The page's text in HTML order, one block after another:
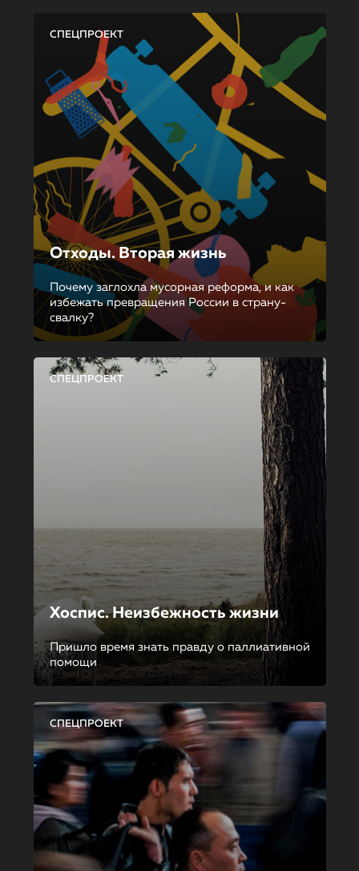
СПЕЦПРОЕКТ
Отходы. Вторая жизнь
Почему заглохла мусорная реформа, и как
избежать превращения России в страну-
свалку?
СПЕЦПРОЕКТ
Хоспис. Неизбежность жизни
Пришло время знать правду о паллиативной
помощи
СПЕЦПРОЕКТ